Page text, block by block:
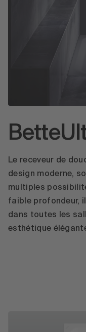
Le receveur de
design moderne,
multiples
faible profondeur,
dans toutes les
esthétique